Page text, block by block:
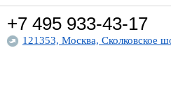
+7 495 933-43-17
121353, Москва, Сколковское